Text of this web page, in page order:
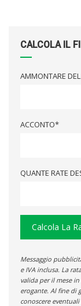
CALCOLA IL
AMMONTARE
ACCONTO*
QUANTE RATE
Calcola La
Messaggio
e IVA inclusa. La
valida per il mese
erogante. Al fine di
conoscere